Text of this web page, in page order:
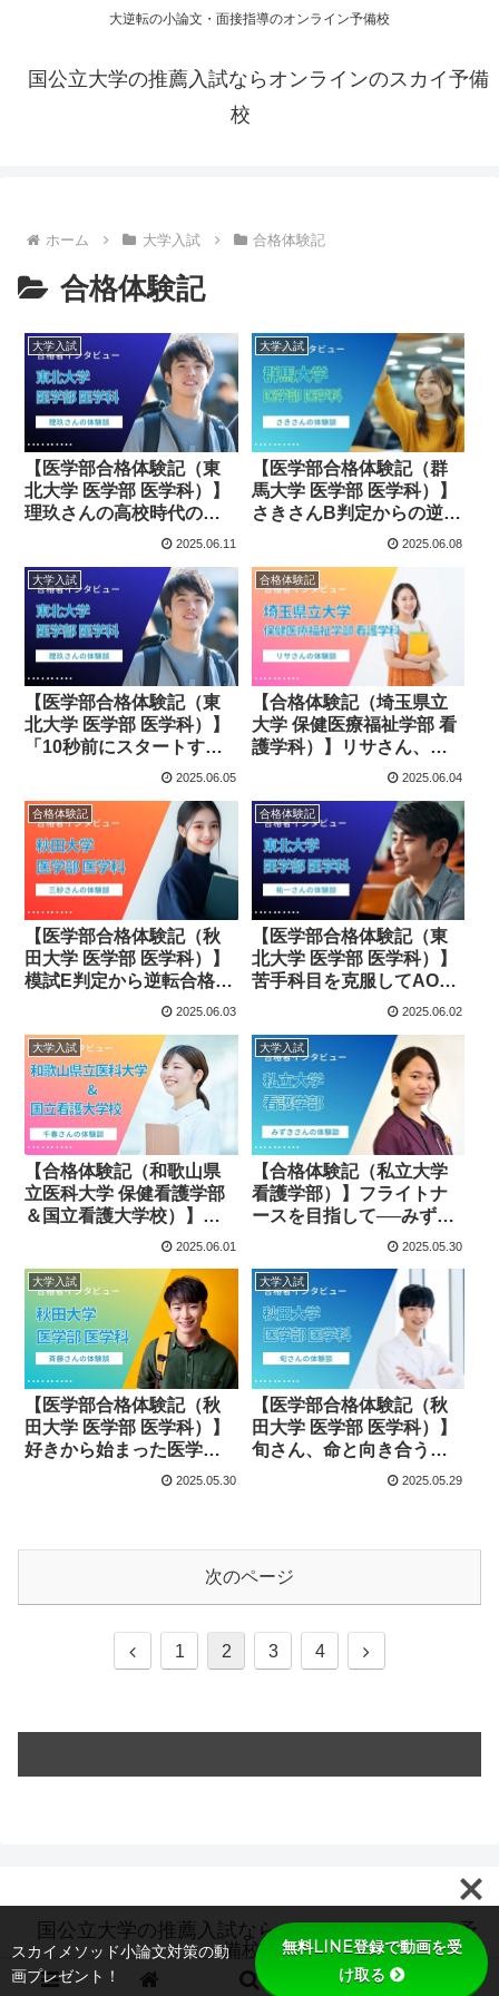
大逆転の小論文・面接指導のオンライン予備校
国公立大学の推薦入試ならオンラインのスカイ予備
校
ホーム 大学入試 合格体験記
合格体験記
大学入試
【医学部合格体験記（東
北大学 医学部 医学科）】
理玖さんの高校時代の勉
強法～惰性じゃなく「頭
た話～
2025.06.11
大学入試
【医学部合格体験記（群
馬大学 医学部 医学科）】
さきさんB判定からの逆転
合格！小論文でつかんだ
2025.06.08
大学入試
【医学部合格体験記（東
北大学 医学部 医学科）】
「10秒前にスタートすれ
ばボルトにも勝てる」
格体験記
2025.06.05
合格体験記
【合格体験記（埼玉県立
大学 保健医療福祉学部 看
護学科）】リサさん、小
論文も面接も苦手から自
てつかんだ合格～
2025.06.04
合格体験記
【医学部合格体験記（秋
田大学 医学部 医学科）】
模試E判定から逆転合格！
三紗さんが貫いた“諦めな
2025.06.03
合格体験記
【医学部合格体験記（東
北大学 医学部 医学科）】
苦手科目を克服してAOⅢ
期合格へ 祐一さんの実
2025.06.02
大学入試
【合格体験記（和歌山県
立医科大学 保健看護学部
＆国立看護大学校）】千
春さんの体験談推薦不合
12時間の努力でつかんだ
合格
2025.06.01
大学入試
【合格体験記（私立大学
看護学部）】フライトナ
ースを目指して──みずき
さんの看護学部合格体験
2025.05.30
大学入試
【医学部合格体験記（秋
田大学 医学部 医学科）】
好きから始まった医学へ
の道──斉藤さん、2年目の
2025.05.30
大学入試
【医学部合格体験記（秋
田大学 医学部 医学科）】
旬さん、命と向き合う学
びの中で学びの先に見え
2025.05.29
次のページ
前
1 2 3 4
次
国公立大学の推薦入試ならオンラインのスカイ予
備校
© 2019 国公立大学の推薦入試ならオンラインのスカイ予備校.
スカイメソッド小論文対策の動
画プレゼント！
無料LINE登録で動画を受
け取る